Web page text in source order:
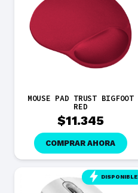
MOUSE PAD TRUST BIGFOOT
RED
$11.345
COMPRAR AHORA
DISPONIBLE